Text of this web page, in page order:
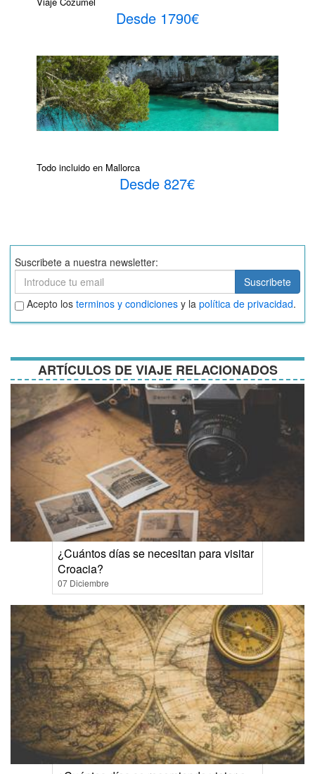
Desde 1790€
Todo incluido en Mallorca
Desde 827€
Suscribete a nuestra newsletter:
Suscribete
Suscribete
Aceptar
términos
y
Acepto los terminos y condiciones y la política de privacidad.
ARTÍCULOS DE VIAJE RELACIONADOS
¿Cuántos días se necesitan para visitar
Croacia?
07 Diciembre